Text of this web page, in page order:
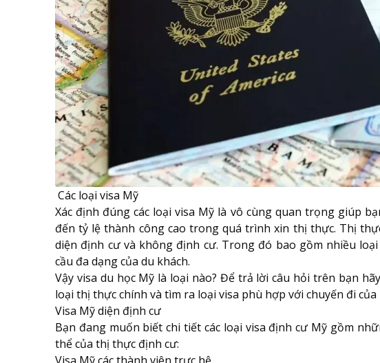
Các loại visa Mỹ
Xác định đúngcác loại visa Mỹ là vô cùng quan trọng giúp
đến tỷ lệ thành công cao trong quá trình xin thị thực. Thị
diện định cư và không định cư. Trong đó bao gồm nhiều
cầu đa dạng của du khách.
Vậy visa du học Mỹ là loại nào? Để trả lời câu hỏi trên bạn
loại thị thực chính và tìm ra loại visa phù hợp với chuyến đi của
Visa Mỹ diện định cư
Bạn đang muốn biết chi tiết các loại visa định cư Mỹ gồm
thể của thị thực định cư: